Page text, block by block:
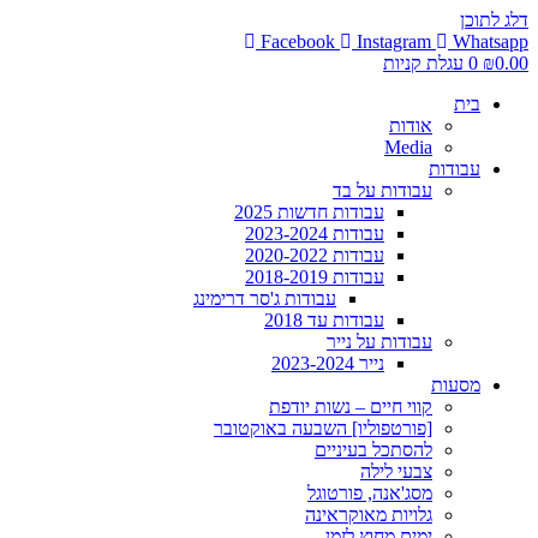
דלג לתוכן
Facebook
Instagram
Whatsapp
₪0.00
0 עגלת קניות
בית
אודות
Media
עבודות
עבודות על בד
עבודות חדשות 2025
עבודות 2023-2024
עבודות 2020-2022
עבודות 2018-2019
עבודות ג'סר דרימינג
עבודות עד 2018
עבודות על נייר
נייר 2023-2024
מסעות
קווי חיים – נשות יודפת
[פורטפוליו] השבעה באוקטובר
להסתכל בעיניים
צבעי לילה
מסג'אנה, פורטוגל
גלויות מאוקראינה